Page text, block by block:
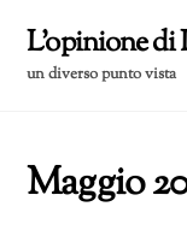
content
L'opinione di
un diverso punto vista
Maggio